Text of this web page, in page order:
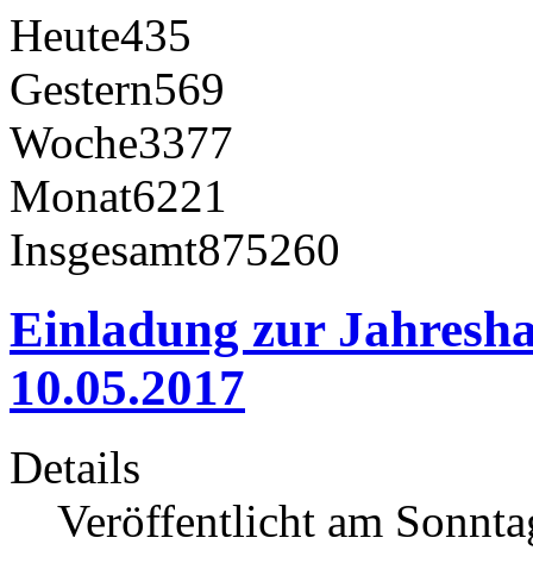
Heute435
Gestern569
Woche3377
Monat6221
Insgesamt875260
Einladung zur
10.05.2017
Details
Veröffentlicht am